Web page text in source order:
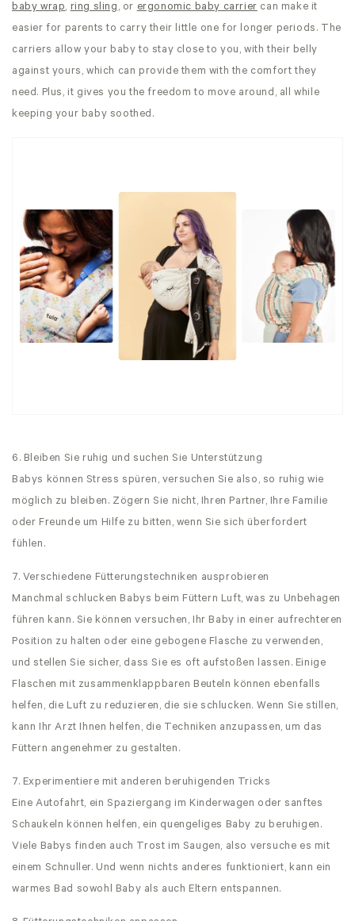
baby wrap, ring sling , or ergonomic baby carrier can make it
easier for parents to carry their little one for longer periods. The
carriers allow your baby to stay close to you, with their belly
against yours, which can provide them with the comfort they
need. Plus, it gives you the freedom to move around, all while
keeping your baby soothed.
6. Bleiben Sie ruhig und suchen Sie Unterstützung
Babys können Stress spüren, versuchen Sie also, so ruhig wie
möglich zu bleiben. Zögern Sie nicht, Ihren Partner, Ihre Familie
oder Freunde um Hilfe zu bitten, wenn Sie sich überfordert
fühlen.
7. Verschiedene Fütterungstechniken ausprobieren
Manchmal schlucken Babys beim Füttern Luft, was zu Unbehagen
führen kann. Sie können versuchen, Ihr Baby in einer aufrechteren
Position zu halten oder eine gebogene Flasche zu verwenden,
und stellen Sie sicher, dass Sie es oft aufstoßen lassen. Einige
Flaschen mit zusammenklappbaren Beuteln können ebenfalls
helfen, die Luft zu reduzieren, die sie schlucken. Wenn Sie stillen,
kann Ihr Arzt Ihnen helfen, die Techniken anzupassen, um das
Füttern angenehmer zu gestalten.
7. Experimentiere mit anderen beruhigenden Tricks
Eine Autofahrt, ein Spaziergang im Kinderwagen oder sanftes
Schaukeln können helfen, ein quengeliges Baby zu beruhigen.
Viele Babys finden auch Trost im Saugen, also versuche es mit
einem Schnuller. Und wenn nichts anderes funktioniert, kann ein
warmes Bad sowohl Baby als auch Eltern entspannen.